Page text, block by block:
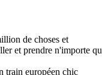
de choses et
et prendre n'importe
train européen chic